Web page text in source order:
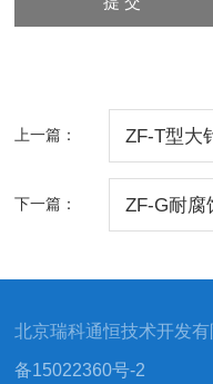
上一篇： ZF-T型大
下一篇： ZF-G耐腐
北京瑞科通恒技术开发
备15022360号-2